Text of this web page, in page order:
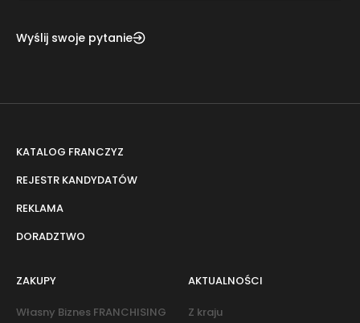
Wyślij swoje pytanie
KATALOG FRANCZYZ
REJESTR KANDYDATÓW
REKLAMA
DORADZTWO
ZAKUPY
Własny Biznes FRANCHISING
AKTUALNOŚCI
Z kraju